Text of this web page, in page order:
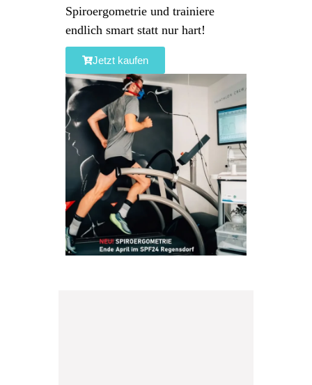
Spiroergometrie und trainiere
endlich smart statt nur hart!
Jetzt kaufen